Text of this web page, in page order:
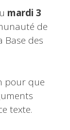
mardi 3
de
Base des
pour que
texte.